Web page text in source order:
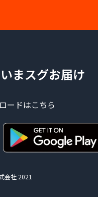
まスグお届け
ードはこちら
会社 2021